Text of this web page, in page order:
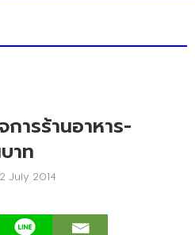
การร้านอาหาร-
าท
July 2014